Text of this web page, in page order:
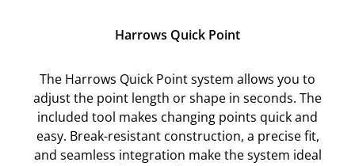
Harrows Quick Point
The Harrows Quick Point system allows you to
adjust the point length or shape in seconds. The
included tool makes changing points quick and
easy. Break-resistant construction, a precise fit,
and seamless integration make the system ideal